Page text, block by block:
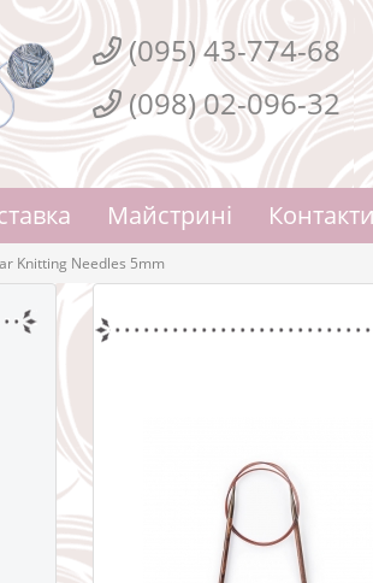
(095) 43-774-68
(098) 02-096-32
Майстрині Контакти
Knitting Needles 5mm